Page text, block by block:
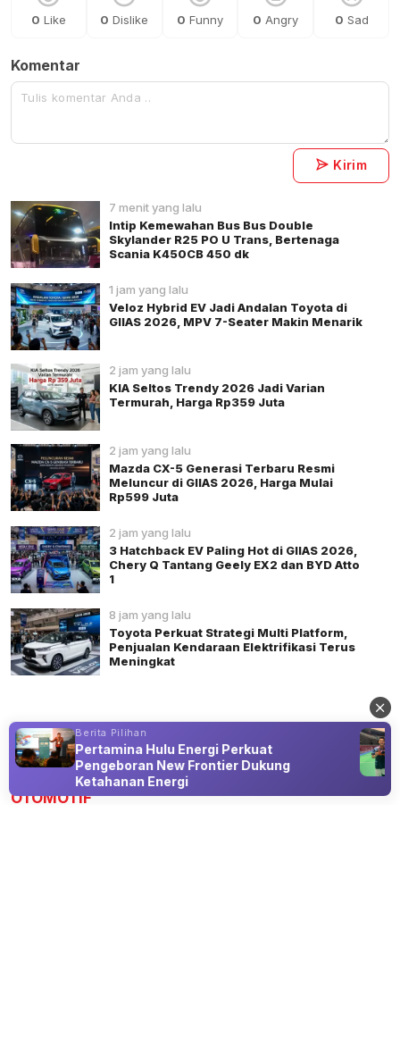
0 Like 0 Dislike 0 Funny 0 Angry 0 Sad
Komentar
Kirim
7 menit yang lalu
Intip Kemewahan Bus Bus Double
Skylander R25 PO U Trans, Bertenaga
Scania K450CB 450 dk
1 jam yang lalu
Veloz Hybrid EV Jadi Andalan Toyota di
GIIAS 2026, MPV 7-Seater Makin Menarik
2 jam yang lalu
KIA Seltos Trendy 2026 Jadi Varian
Termurah, Harga Rp359 Juta
2 jam yang lalu
Mazda CX-5 Generasi Terbaru Resmi
Meluncur di GIIAS 2026, Harga Mulai
Rp599 Juta
2 jam yang lalu
3 Hatchback EV Paling Hot di GIIAS 2026,
Chery Q Tantang Geely EX2 dan BYD Atto
1
8 jam yang lalu
Toyota Perkuat Strategi Multi Platform,
Penjualan Kendaraan Elektrifikasi Terus
Meningkat
Advertisement
OTOMOTIF
Berita Pilihan
Pertamina Hulu Energi Perkuat
Pengeboran New Frontier Dukung
Ketahanan Energi